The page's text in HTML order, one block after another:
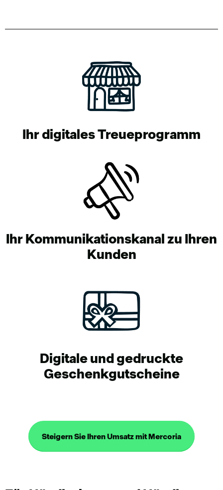
Ihr digitales Treueprogramm
Ihr Kommunikationskanal zu Ihren
Kunden
Digitale und gedruckte
Geschenkgutscheine
Steigern Sie Ihren Umsatz mit Mercoria